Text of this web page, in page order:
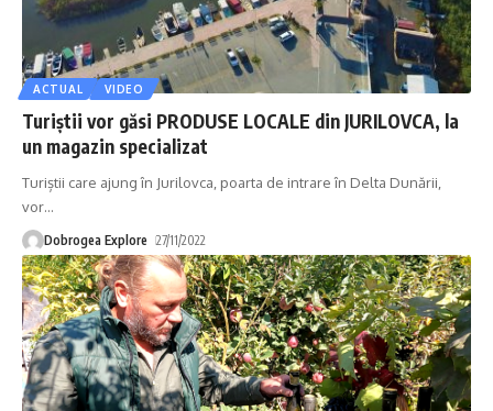
ACTUAL VIDEO
Turiștii vor găsi PRODUSE LOCALE din JURILOVCA, la
un magazin specializat
Turiștii care ajung în Jurilovca, poarta de intrare în Delta Dunării,
vor…
Dobrogea Explore 27/11/2022